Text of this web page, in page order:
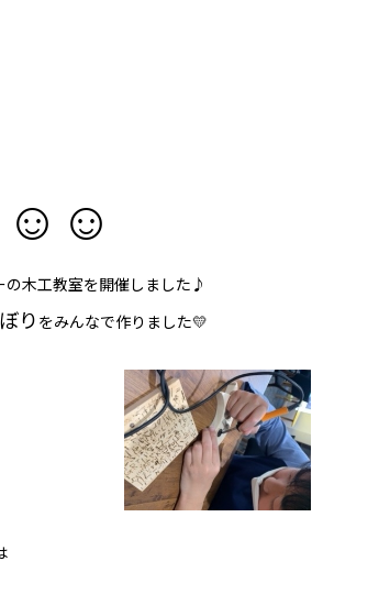
木工教室を開催しました♪
りをみんなで作りました💛